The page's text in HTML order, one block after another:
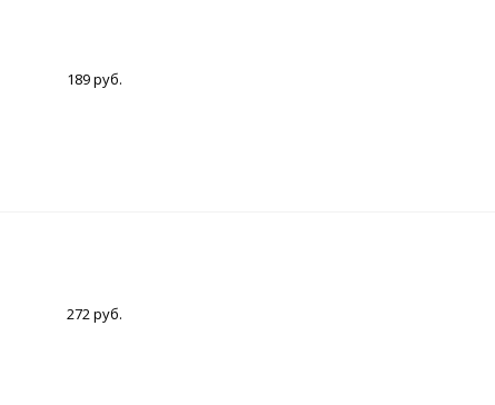
189 руб.
272 руб.